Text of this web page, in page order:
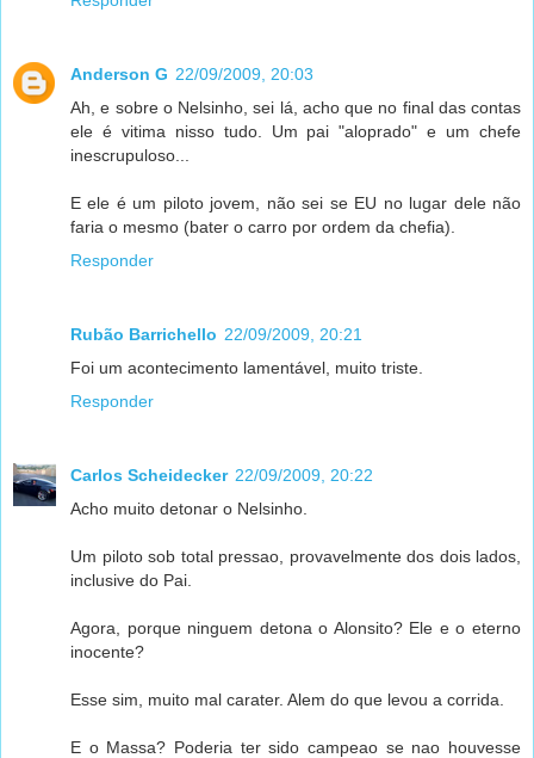
Anderson G 22/09/2009, 20:03
Ah, e sobre o Nelsinho, sei lá, acho que no final das contas
ele é vitima nisso tudo. Um pai "aloprado" e um chefe
inescrupuloso...
E ele é um piloto jovem, não sei se EU no lugar dele não
faria o mesmo (bater o carro por ordem da chefia).
Responder
Rubão Barrichello 22/09/2009, 20:21
Foi um acontecimento lamentável, muito triste.
Responder
Carlos Scheidecker 22/09/2009, 20:22
Acho muito detonar o Nelsinho.
Um piloto sob total pressao, provavelmente dos dois lados,
inclusive do Pai.
Agora, porque ninguem detona o Alonsito? Ele e o eterno
inocente?
Esse sim, muito mal carater. Alem do que levou a corrida.
E o Massa? Poderia ter sido campeao se nao houvesse